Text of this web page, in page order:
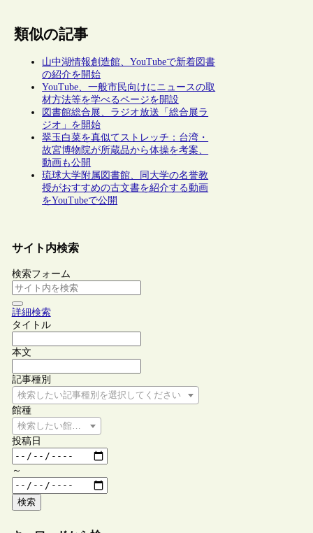
類似の記事
山中湖情報創造館、YouTubeで新着図書
の紹介を開始
YouTube、一般市民向けにニュースの取
材方法等を学べるページを開設
図書館総合展、ラジオ放送「総合展ラ
ジオ」を開始
翠玉白菜を真似てストレッチ：台湾・
故宮博物院が所蔵品から体操を考案、
動画も公開
琉球大学附属図書館、同大学の名誉教
授がおすすめの古文書を紹介する動画
をYouTubeで公開
サイト内検索
検索フォーム
詳細検索
タイトル
本文
記事種別
検索したい記事種別を選択してください
館種
検索したい館種を選択してください
投稿日
～
検索